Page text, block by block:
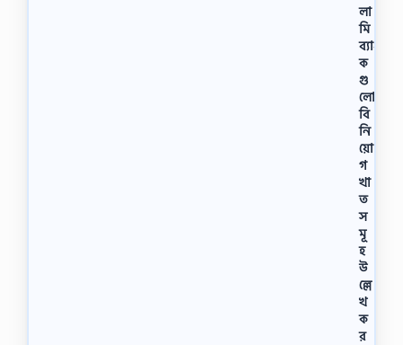
লা
মি
ব্যাং
ক
গু
লো
বি
নি
য়ো
গ
খা
ত
স
মূ
হ
উ
ল্লে
খ
ক
র